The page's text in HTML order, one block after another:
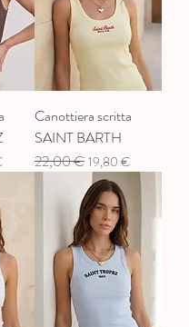
Canottiera scritta
SAINT BARTH
Prix original
22,00 € Prix promotionnel
19,80 €